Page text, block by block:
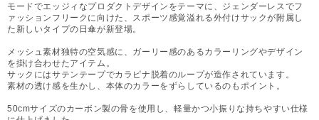
モードでエッジィなプロダクトデザインをテーマに、ジェンダーレスでフ
ァッションフリークに向けた、スポーツ感覚溢れる外付けサックが附属し
た新しいタイプの日傘が新登場。
メッシュ素材独特の空気感に、ガーリー感のあるカラーリングやデザイン
を掛け合わせたアイテム。
サックにはサテンテープでカラピナ脱着のループが造作されています。
素材の透け感を生かし、本体のカラーをずらしているのもポイント。
50cmサイズのカーボン製の骨を使用し、軽量かつ小振りな持ちやすい仕様